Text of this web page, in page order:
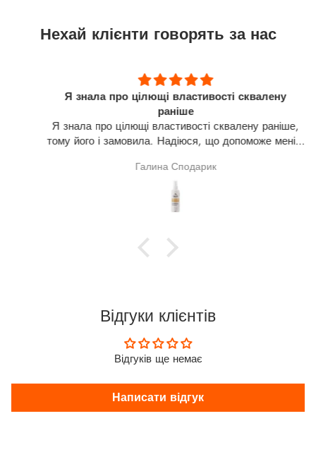
Нехай клієнти говорять за нас
Я знала про цілющі властивості сквалену
раніше
Я знала про цілющі властивості сквалену раніше,
тому його і замовила. Надіюся, що допоможе мені в
результат говорити зарано.
Галина Сподарик
Відгуки клієнтів
Відгуків ще немає
Написати відгук